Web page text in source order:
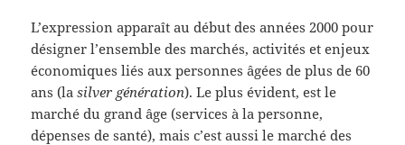
L’expression apparaît au début des années 2000 pour
désigner l’ensemble des marchés, activités et enjeux
économiques liés aux personnes âgées de plus de 60
ans (lasilver génération). Le plus évident, est le
marché du grand âge (services à la personne,
dépenses de santé), mais c’est aussi le marché des